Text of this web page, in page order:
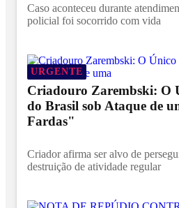
Caso aconteceu durante
policial foi socorrido com vida
URGENTE
Criadouro Zarembski: O
do Brasil sob Ataque de
Fardas"
Criador afirma ser alvo de
destruição de atividade regular